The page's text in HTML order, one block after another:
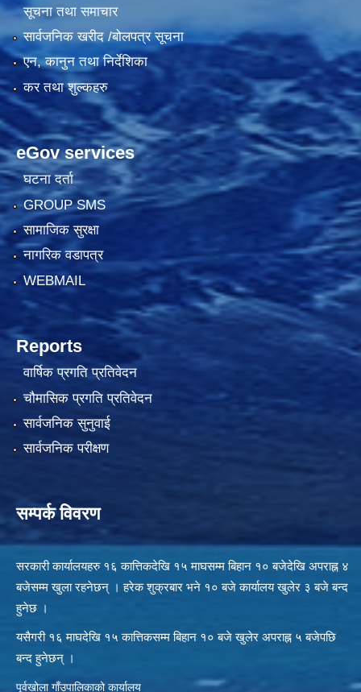
सूचना तथा समाचार
सार्वजनिक खरीद /बोलपत्र सूचना
एन, कानुन तथा निर्देशिका
कर तथा शुल्कहरु
eGov services
घटना दर्ता
GROUP SMS
सामाजिक सुरक्षा
नागरिक वडापत्र
WEBMAIL
Reports
वार्षिक प्रगति प्रतिवेदन
चौमासिक प्रगति प्रतिवेदन
सार्वजनिक सुनुवाई
सार्वजनिक परीक्षण
सम्पर्क विवरण
सरकारी कार्यालयहरु १६ कात्तिकदेखि १५ माघसम्म बिहान १० बजेदेखि अपराह्न ४
बजेसम्म खुला रहनेछन् । हरेक शुक्रबार भने १० बजे कार्यालय खुलेर ३ बजे बन्द
हुनेछ ।
यसैगरी १६ माघदेखि १५ कात्तिकसम्म बिहान १० बजे खुलेर अपराह्न ५ बजेपछि
बन्द हुनेछन् ।
पूर्वखोला गाँउपालिकाको कार्यालय